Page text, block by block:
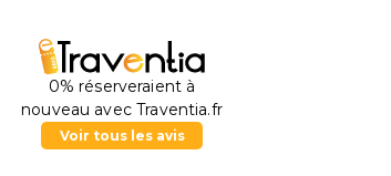
0% réserveraient à
nouveau avec Traventia.fr
Voir tous les avis